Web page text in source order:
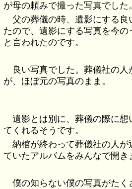
が母の頼みで撮った写真でした
父の葬儀の時、遺影にする良
たので、遺影にする写真を今の
と言われたのです。
良い写真でした。葬儀社の
が、ほぼ元の写真のまま。
遺影とは別に、葬儀の際に想
てくれるそうです。
納棺が終わって葬儀社の人が
ていたアルバムをみんなで開き
僕の知らない僕の写真がたく